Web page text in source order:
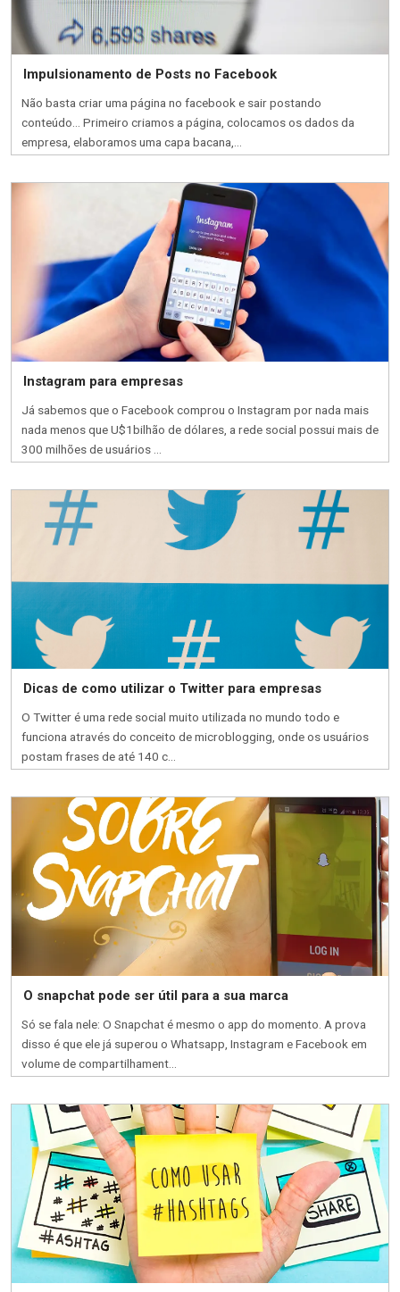
Impulsionamento de Posts no Facebook
Não basta criar uma página no facebook e sair postando
conteúdo… Primeiro criamos a página, colocamos os dados da
empresa, elaboramos uma capa bacana,...
Instagram para empresas
Já sabemos que o Facebook comprou o Instagram por nada mais
nada menos que U$1bilhão de dólares, a rede social possui mais de
300 milhões de usuários ...
Dicas de como utilizar o Twitter para empresas
O Twitter é uma rede social muito utilizada no mundo todo e
funciona através do conceito de microblogging, onde os usuários
postam frases de até 140 c...
O snapchat pode ser útil para a sua marca
Só se fala nele: O Snapchat é mesmo o app do momento. A prova
disso é que ele já superou o Whatsapp, Instagram e Facebook em
volume de compartilhament...